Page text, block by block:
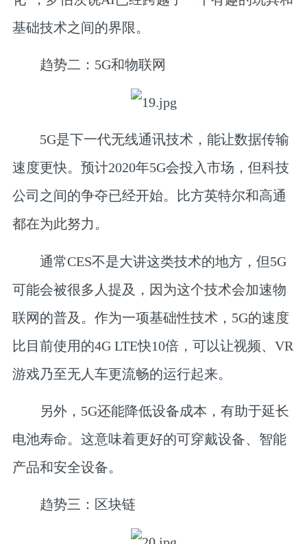
基础技术之间的界限。
趋势二：5G和物联网
5G是下一代无线通讯技术，能让数据传输
速度更快。预计2020年5G会投入市场，但科技
公司之间的争夺已经开始。比方英特尔和高通
都在为此努力。
通常CES不是大讲这类技术的地方，但5G
可能会被很多人提及，因为这个技术会加速物
联网的普及。作为一项基础性技术，5G的速度
比目前使用的4G LTE快10倍，可以让视频、VR
游戏乃至无人车更流畅的运行起来。
另外，5G还能降低设备成本，有助于延长
电池寿命。这意味着更好的可穿戴设备、智能
产品和安全设备。
趋势三：区块链